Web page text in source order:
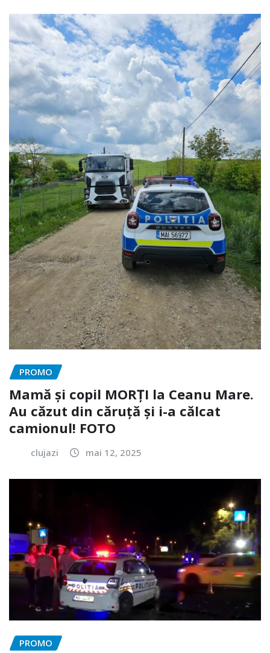
PROMO
Mamă și copil MORȚI la Ceanu Mare.
Au căzut din căruță și i-a călcat
camionul! FOTO
clujazi mai 12, 2025
PROMO